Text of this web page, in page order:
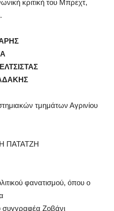
κριτική του Μπρεχτ,
τμημάτων Αγρινίου
ΠΑΤΑΤΖΗ
φανατισμού, όπου ο
συγγραφέα Ζοβάνι